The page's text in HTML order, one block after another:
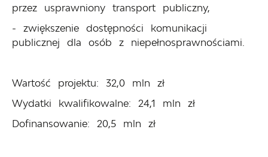
przez usprawniony transport publiczny,
- zwiększenie dostępności komunikacji
publicznej dla osób z niepełnosprawnościami.
Wartość projektu: 32,0 mln zł
Wydatki kwalifikowalne: 24,1 mln zł
Dofinansowanie: 20,5 mln zł